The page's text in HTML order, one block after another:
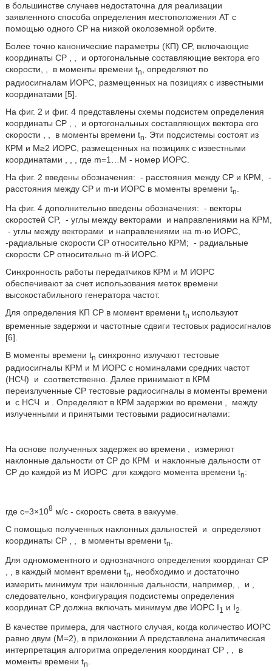
в большинстве случаев недостаточна для реализации
заявленного способа определения местоположения AT с
помощью одного CP на низкой околоземной орбите.
Более точно канонические параметры (КП) CP, включающие
координаты CP , ,
и ортогональные составляющие вектора его
скорости, , в моменты времени tn, определяют по
радиосигналам ИОРС, размещенных на позициях с известными
координатами [5].
На фиг. 2 и фиг. 4 представлены схемы подсистем определения
координаты CP , ,
и ортогональных составляющих вектора его
скорости , , в моменты времени tn. Эти подсистемы состоят из
КРМ и М≥2 ИОРС, размещенных на позициях с известными
координатами
, где m=1…М - номер ИОРС.
На фиг. 2 введены обозначения: - расстояния между CP и КРМ,
-
расстояния между CP и m-и ИОРС в моменты времени tn
На фиг. 4 дополнительно введены обозначения: - векторы
скоростей CP,
- углы между векторами
и направлениями на КРМ,
- углы между векторами
и направлениями на m-ю ИОРС,
-радиальные скорости CP относительно КРМ; - радиальные
скорости CP относительно m-й ИОРС.
Синхронность работы передатчиков КРМ и М ИОРС
обеспечивают за счет использования меток времени
высокостабильного генератора частот.
Для определения КП CP в момент времени tn используют
временные задержки и частотные сдвиги тестовых радиосигналов
[6].
В моменты времени tn синхронно излучают тестовые
радиосигналы КРМ и М ИОРС с номиналами средних частот
(НСЧ)
и соответственно. Далее принимают в КРМ
переизлученные CP тестовые радиосигналы в моменты времени
и с НСЧ и . Определяют в КРМ задержки во времени ,
между
излученными и принятыми тестовыми радиосигналами:
На основе полученных задержек во времени ,
измеряют
наклонные дальности от CP до КРМ
и наклонные дальности от
CP до каждой из М ИОРС для каждого момента времени tn:
где с=3×108м/с - скорость света в вакууме.
С помощью полученных наклонных дальностей
и определяют
координаты CP
в моменты времени tn
Для одномоментного и однозначного определения координат CP
в каждый момент времени tn
, необходимо и достаточно
измерить минимум три наклонные дальности, например, , и ,
следовательно, конфигурация подсистемы определения
координат CP должна включать минимум две ИОРС I1 и I2.
В качестве примера, для частного случая, когда количество ИОРС
равно двум (М=2), в приложении А представлена аналитическая
интерпретация алгоритма определения координат CP , ,
в
моменты времени tn.